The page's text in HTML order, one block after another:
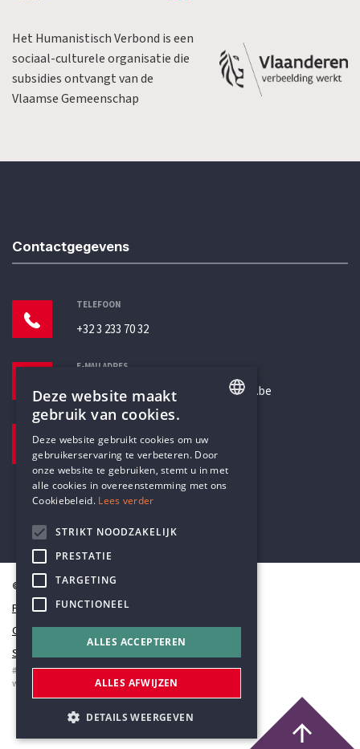
Het Humanistisch Verbond is een
sociaal-culturele organisatie die
subsidies ontvangt van de
Vlaamse Gemeenschap
Contactgegevens
TELEFOON
+32 3 233 70 32
E-MAILADRES
secretariaat@humanistischverbond.be
Pottenbrug 4
Antwerpen, 2000
© Humanistisch Verbond 2026
Privacy
Cookiestatement
Sitemap
#codedwithlove byCodelines
webapplicaties
mobiele apps&maatwerk websites
DUTCH
Deze website maakt
gebruik van cookies.
Deze website gebruikt cookies om uw
gebruikerservaring te verbeteren. Door
onze website te gebruiken, stemt u in met
alle cookies in overeenstemming met ons
Cookiebeleid. Lees verder
STRIKT NOODZAKELIJK
PRESTATIE
TARGETING
FUNCTIONEEL
ALLES ACCEPTEREN
ALLES AFWIJZEN
DETAILS WEERGEVEN